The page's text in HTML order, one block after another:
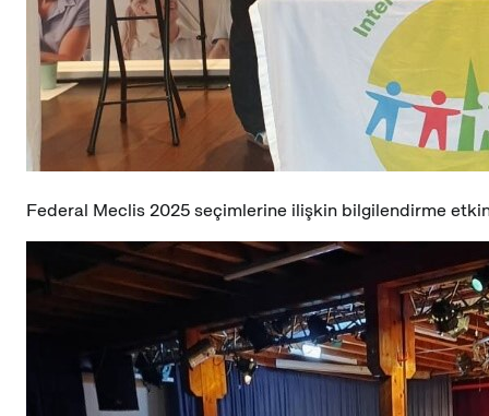
Federal Meclis 2025 seçimlerine ilişkin bilgilendirme